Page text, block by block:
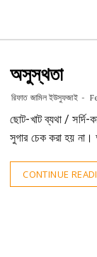
অসুস্থতা
রিফাত জামিল ইউসুফজাই
ছোট-খাট ব্যথা /
সুগার চেক করা হয়
CONTINUE